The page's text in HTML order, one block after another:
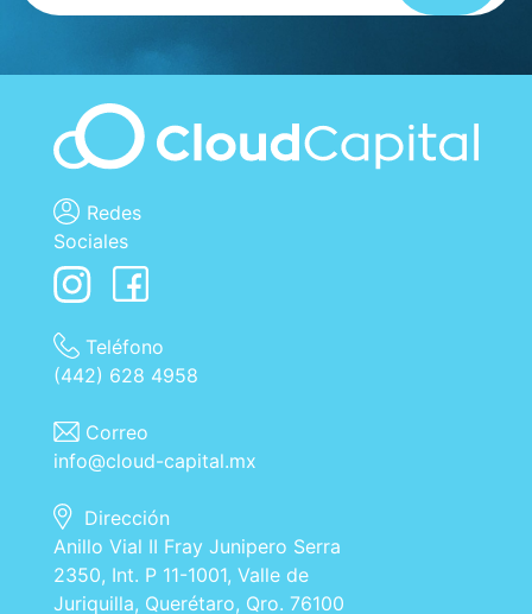
Redes
Sociales
Teléfono
(442) 628 4958
Correo
info@cloud-capital.mx
Dirección
Anillo Vial II Fray Junipero Serra
2350, Int. P 11-1001, Valle de
Juriquilla, Querétaro, Qro. 76100